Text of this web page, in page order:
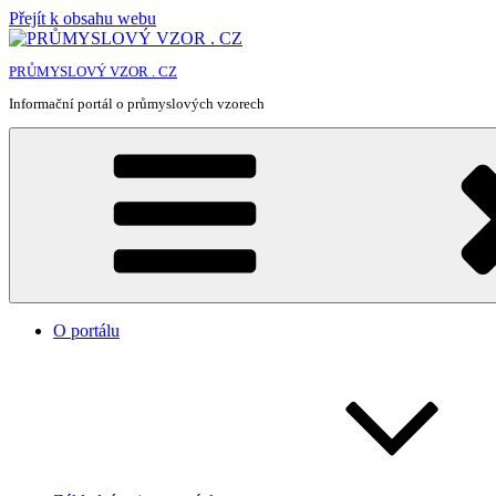
Přejít k obsahu webu
PRŮMYSLOVÝ VZOR . CZ
Informační portál o průmyslových vzorech
O portálu